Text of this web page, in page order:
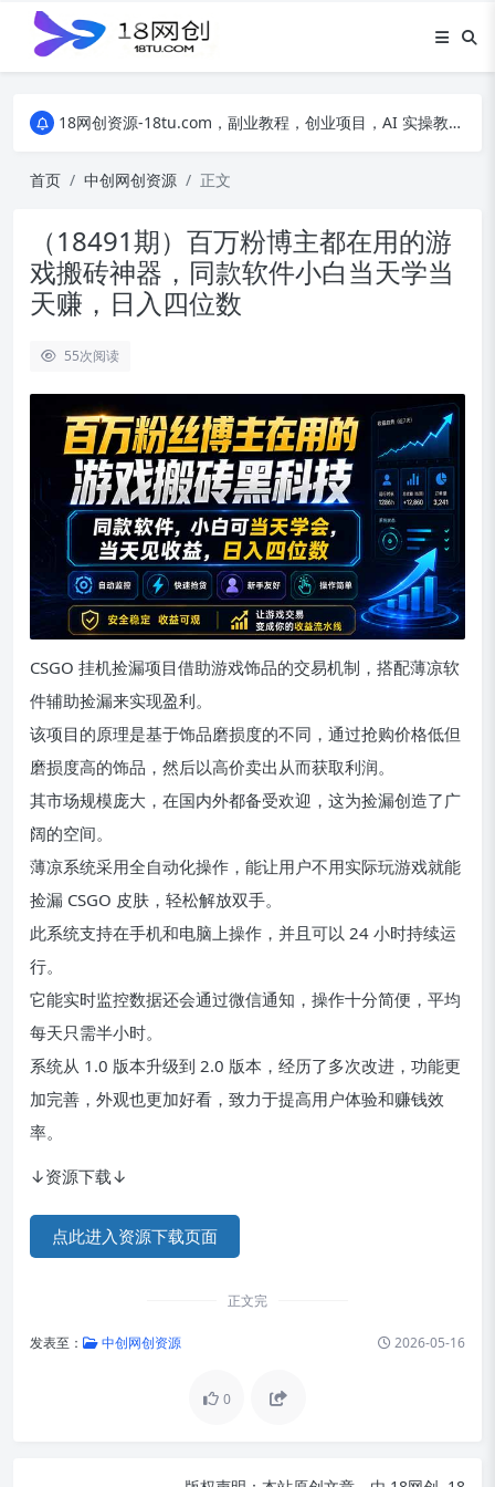
18网创资源-18tu.com，副业教程，创业项目，AI 实操教程，自媒体运营，电商干货，精品网盘资源，线上副业技巧，短视频创作教程
首页
中创网创资源 正文
（18491期）百万粉博主都在用的游
戏搬砖神器，同款软件小白当天学当
天赚，日入四位数
55次阅读
CSGO 挂机捡漏项目借助游戏饰品的交易机制，搭配薄凉软
件辅助捡漏来实现盈利。
该项目的原理是基于饰品磨损度的不同，通过抢购价格低但
磨损度高的饰品，然后以高价卖出从而获取利润。
其市场规模庞大，在国内外都备受欢迎，这为捡漏创造了广
阔的空间。
薄凉系统采用全自动化操作，能让用户不用实际玩游戏就能
捡漏 CSGO 皮肤，轻松解放双手。
此系统支持在手机和电脑上操作，并且可以 24 小时持续运
行。
它能实时监控数据还会通过微信通知，操作十分简便，平均
每天只需半小时。
系统从 1.0 版本升级到 2.0 版本，经历了多次改进，功能更
加完善，外观也更加好看，致力于提高用户体验和赚钱效
率。
↓资源下载↓
点此进入资源下载页面
正文完
发表至： 中创网创资源 2026-05-16
0